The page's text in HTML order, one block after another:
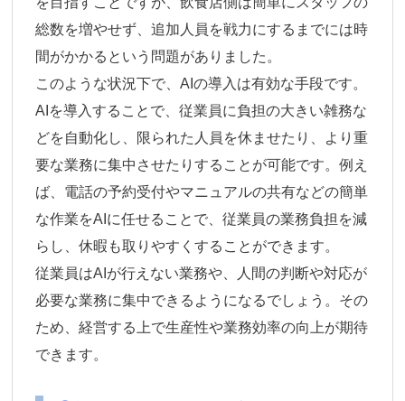
総数を増やせず、追加人員を戦力にするまでには時
間がかかる という問題がありました。
このような状況下で、AIの導入は有効な手段です。
AIを導入することで、従業員に負担の大きい雑務な
どを自動化し、限られた人員を休ませたり、より重
要な業務に集中させたりすることが可能です。例え
ば、電話の予約受付やマニュアルの共有などの簡単
な作業をAIに任せることで、従業員の業務負担を減
らし、休暇も取りやすくすることができます。
従業員はAIが行えない業務や、人間の判断や対応が
必要な業務に集中できるようになるでしょう。その
ため、経営する上で生産性や業務効率の向上が期待
できます。